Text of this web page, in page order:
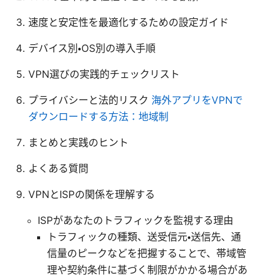
速度と安定性を最適化するための設定ガイド
デバイス別・OS別の導入手順
VPN選びの実践的チェックリスト
プライバシーと法的リスク 海外アプリをVPNで
ダウンロードする方法：地域制
まとめと実践のヒント
よくある質問
VPNとISPの関係を理解する
ISPがあなたのトラフィックを監視する理由
トラフィックの種類、送受信元・送信先、通
信量のピークなどを把握することで、帯域管
理や契約条件に基づく制限がかかる場合があ